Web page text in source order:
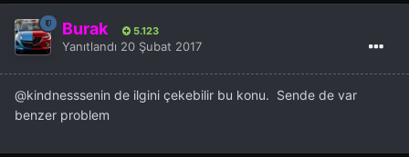
Burak 5.123
Yanıtlandı 20 Şubat 2017
@kindnesssenin de ilgini çekebilir bu konu. Sende de var
benzer problem